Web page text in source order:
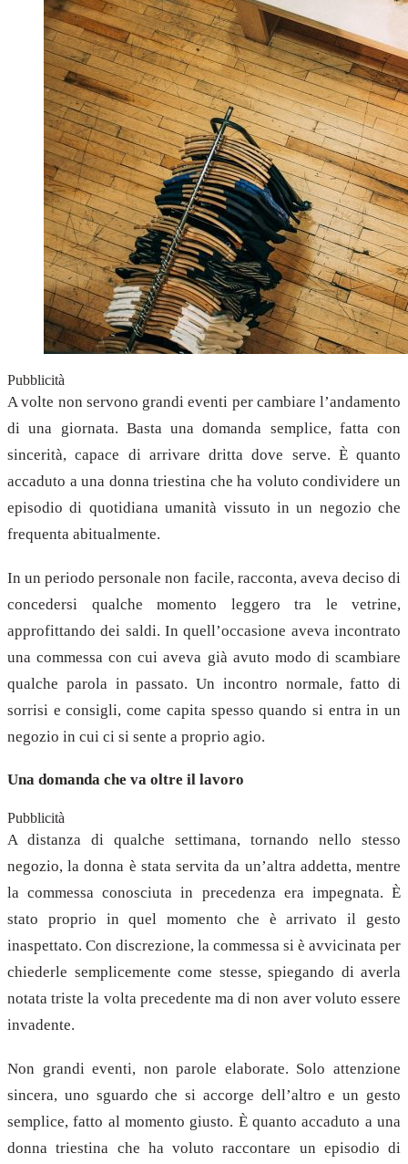
Pubblicità
A volte non servono grandi eventi per cambiare l’andamento
di una giornata. Basta una domanda semplice, fatta con
sincerità, capace di arrivare dritta dove serve. È quanto
accaduto a una donna triestina che ha voluto condividere un
episodio di quotidiana umanità vissuto in un negozio che
frequenta abitualmente.
In un periodo personale non facile, racconta, aveva deciso di
concedersi qualche momento leggero tra le vetrine,
approfittando dei saldi. In quell’occasione aveva incontrato
una commessa con cui aveva già avuto modo di scambiare
qualche parola in passato. Un incontro normale, fatto di
sorrisi e consigli, come capita spesso quando si entra in un
negozio in cui ci si sente a proprio agio.
Una domanda che va oltre il lavoro
Pubblicità
A distanza di qualche settimana, tornando nello stesso
negozio, la donna è stata servita da un’altra addetta, mentre
la commessa conosciuta in precedenza era impegnata. È
stato proprio in quel momento che è arrivato il gesto
inaspettato. Con discrezione, la commessa si è avvicinata per
chiederle semplicemente come stesse, spiegando di averla
notata triste la volta precedente ma di non aver voluto essere
invadente.
Non grandi eventi, non parole elaborate. Solo attenzione
sincera, uno sguardo che si accorge dell’altro e un gesto
semplice, fatto al momento giusto. È quanto accaduto a una
donna triestina che ha voluto raccontare un episodio di